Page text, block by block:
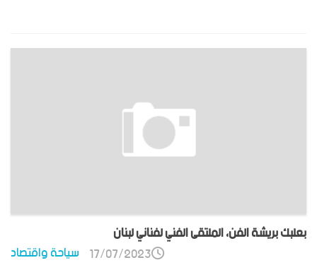
بعلبك بريشة الفن، الملتقى الفني لفناني لبنان
سياحة واقتصاد 17/07/2023